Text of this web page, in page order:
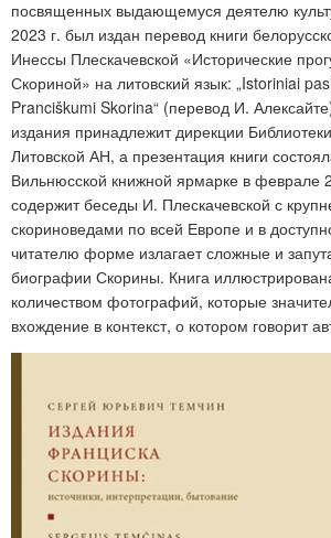
посвященных выдающемуся деятелю
2023 г. был издан перевод книги
Инессы Плескачевской «Исторические
Скориной» на литовский язык: „Istoriniai
Pranciškumi Skorina“ (перевод И.
издания принадлежит дирекции
Литовской АН, а презентация книги
Вильнюсской книжной ярмарке в феврале
содержит беседы И. Плескачевской с
скориноведами по всей Европе и в
читателю форме излагает сложные и
биографии Скорины. Книга
количеством фотографий, которые
вхождение в контекст, о котором говорит